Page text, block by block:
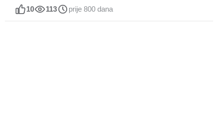
10 113 prije 800 dana